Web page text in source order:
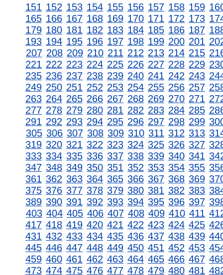
151 152 153 154 155 156 157 158 159
165 166 167 168 169 170 171 172 173
179 180 181 182 183 184 185 186 187
193 194 195 196 197 198 199 200 201
207 208 209 210 211 212 213 214 215
221 222 223 224 225 226 227 228 229
235 236 237 238 239 240 241 242 243
249 250 251 252 253 254 255 256 257
263 264 265 266 267 268 269 270 271
277 278 279 280 281 282 283 284 285
291 292 293 294 295 296 297 298 299
305 306 307 308 309 310 311 312 313
319 320 321 322 323 324 325 326 327
333 334 335 336 337 338 339 340 341
347 348 349 350 351 352 353 354 355
361 362 363 364 365 366 367 368 369
375 376 377 378 379 380 381 382 383
389 390 391 392 393 394 395 396 397
403 404 405 406 407 408 409 410 411
417 418 419 420 421 422 423 424 425
431 432 433 434 435 436 437 438 439
445 446 447 448 449 450 451 452 453
459 460 461 462 463 464 465 466 467
473 474 475 476 477 478 479 480 481